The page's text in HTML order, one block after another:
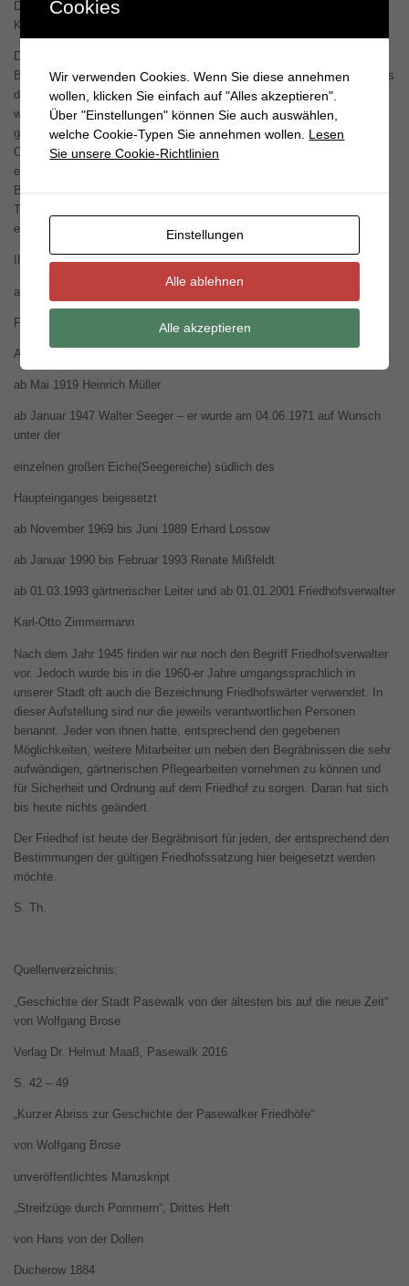
Das Friedhofsgelände befindet sich im Eigentum der evangelischen
Kirchengemeinde St. Marien und St. Nicolai zu Pasewalk.
Die Arbeit auf den Friedhöfen wurde früher vom Totengräber verrichtet.
Beim Dominikanerkloster und bei den Hospitälern ist anzunehmen, dass
die Mönche bzw. die Beschäftigten für diese Arbeiten verantwortlich
waren. Hierzu haben wir in den alten Quellen leider keine Aussagen
gefunden. Seit der Einrichtung des Neuen Friedhofes an der Stettiner
Chaussee gibt es dagegen sehr genaue Angaben. Die speziell von der
evangelischen Gemeinde dafür Beschäftigten trugen die offizielle
Bezeichnung Todtenbettmeister. Am 28.April 1892 hat sich als 1.
Todtenbettmeister Herr Victor und als 2. Todtenbettmeister Herr Müller
eingetragen.
Ihnen folgen ab April 1893 Johann Müller
ab November 1906 Heinrich Müller – dieser wurde mit der Eintragung
Friedhofsverwalter i.R. Am 03.02.1947 im
Alter von 78 Jahren beerdigt
ab Mai 1919 Heinrich Müller
ab Januar 1947 Walter Seeger – er wurde am 04.06.1971 auf Wunsch
unter der
einzelnen großen Eiche(Seegereiche) südlich des
Haupteinganges beigesetzt
ab November 1969 bis Juni 1989 Erhard Lossow
ab Januar 1990 bis Februar 1993 Renate Mißfeldt
ab 01.03.1993 gärtnerischer Leiter und ab 01.01.2001 Friedhofsverwalter
Karl-Otto Zimmermann
Nach dem Jahr 1945 finden wir nur noch den Begriff Friedhofsverwalter
vor. Jedoch wurde bis in die 1960-er Jahre umgangssprachlich in
unserer Stadt oft auch die Bezeichnung Friedhofswärter verwendet. In
dieser Aufstellung sind nur die jeweils verantwortlichen Personen
benannt. Jeder von ihnen hatte, entsprechend den gegebenen
Möglichkeiten, weitere Mitarbeiter um neben den Begräbnissen die sehr
aufwändigen, gärtnerischen Pflegearbeiten vornehmen zu können und
für Sicherheit und Ordnung auf dem Friedhof zu sorgen. Daran hat sich
bis heute nichts geändert.
Der Friedhof ist heute der Begräbnisort für jeden, der entsprechend den
Bestimmungen der gültigen Friedhofssatzung hier beigesetzt werden
möchte.
S. Th.
Quellenverzeichnis:
„Geschichte der Stadt Pasewalk von der ältesten bis auf die neue Zeit“
von Wolfgang Brose
Verlag Dr. Helmut Maaß, Pasewalk 2016
S. 42 – 49
„Kurzer Abriss zur Geschichte der Pasewalker Friedhöfe“
von Wolfgang Brose
unveröffentlichtes Manuskript
„Streifzüge durch Pommern“, Drittes Heft
von Hans von der Dollen
Ducherow 1884
Cookies
Wir verwenden Cookies. Wenn Sie diese annehmen
wollen, klicken Sie einfach auf "Alles akzeptieren".
Über "Einstellungen" können Sie auch auswählen,
welche Cookie-Typen Sie annehmen wollen. Lesen
Sie unsere Cookie-Richtlinien
Einstellungen
Alle ablehnen
Alle akzeptieren